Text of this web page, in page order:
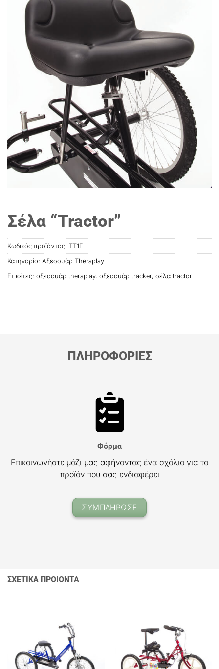
Σέλα “Tractor”
Κωδικός προϊόντος: TT1F
Κατηγορία: Αξεσουάρ Theraplay
Ετικέτες: αξεσουάρ theraplay, αξεσουάρ tracker, σέλα tractor
ΠΛΗΡΟΦΟΡΙΕΣ
Φόρμα
Επικοινωνήστε μάζι μας αφήνοντας ένα σχόλιο για το
προϊόν που σας ενδιαφέρει
ΣΥΜΠΛΗΡΩΣΕ
ΣΧΕΤΙΚΑ ΠΡΟΙΟΝΤΑ